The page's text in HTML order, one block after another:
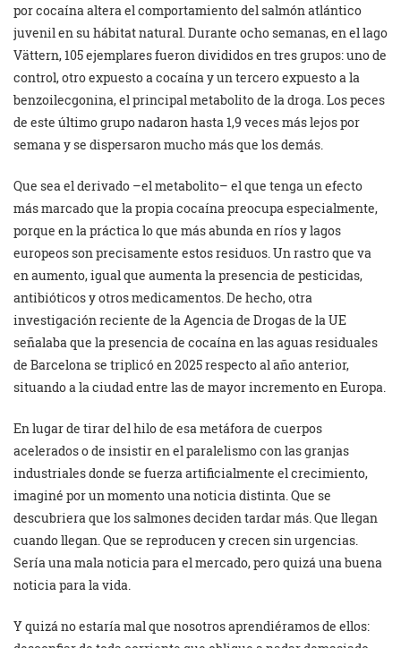
por cocaína altera el comportamiento del salmón atlántico
juvenil en su hábitat natural. Durante ocho semanas, en el lago
Vättern, 105 ejemplares fueron divididos en tres grupos: uno de
control, otro expuesto a cocaína y un tercero expuesto a la
benzoilecgonina, el principal metabolito de la droga. Los peces
de este último grupo nadaron hasta 1,9 veces más lejos por
semana y se dispersaron mucho más que los demás.
Que sea el derivado –el metabolito– el que tenga un efecto
más marcado que la propia cocaína preocupa especialmente,
porque en la práctica lo que más abunda en ríos y lagos
europeos son precisamente estos residuos. Un rastro que va
en aumento, igual que aumenta la presencia de pesticidas,
antibióticos y otros medicamentos. De hecho, otra
investigación reciente de la Agencia de Drogas de la UE
señalaba que la presencia de cocaína en las aguas residuales
de Barcelona se triplicó en 2025 respecto al año anterior,
situando a la ciudad entre las de mayor incremento en Europa.
En lugar de tirar del hilo de esa metáfora de cuerpos
acelerados o de insistir en el paralelismo con las granjas
industriales donde se fuerza artificialmente el crecimiento,
imaginé por un momento una noticia distinta. Que se
descubriera que los salmones deciden tardar más. Que llegan
cuando llegan. Que se reproducen y crecen sin urgencias.
Sería una mala noticia para el mercado, pero quizá una buena
noticia para la vida.
Y quizá no estaría mal que nosotros aprendiéramos de ellos: